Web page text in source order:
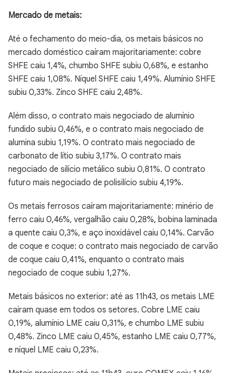
Mercado de metais:
Até o fechamento do meio-dia, os metais básicos no
mercado doméstico caíram majoritariamente: cobre
SHFE caiu 1,4%, chumbo SHFE subiu 0,68%, e estanho
SHFE caiu 1,08%. Níquel SHFE caiu 1,49%. Alumínio SHFE
subiu 0,33%. Zinco SHFE caiu 2,48%.
Além disso, o contrato mais negociado de alumínio
fundido subiu 0,46%, e o contrato mais negociado de
alumina subiu 1,19%. O contrato mais negociado de
carbonato de lítio subiu 3,17%. O contrato mais
negociado de silício metálico subiu 0,81%. O contrato
futuro mais negociado de polisilício subiu 4,19%.
Os metais ferrosos caíram majoritariamente: minério de
ferro caiu 0,46%, vergalhão caiu 0,28%, bobina laminada
a quente caiu 0,3%, e aço inoxidável caiu 0,14%. Carvão
de coque e coque: o contrato mais negociado de carvão
de coque caiu 0,41%, enquanto o contrato mais
negociado de coque subiu 1,27%.
Metais básicos no exterior: até as 11h43, os metais LME
caíram quase em todos os setores. Cobre LME caiu
0,19%, alumínio LME caiu 0,31%, e chumbo LME subiu
0,48%. Zinco LME caiu 0,45%, estanho LME caiu 0,77%,
e níquel LME caiu 0,23%.